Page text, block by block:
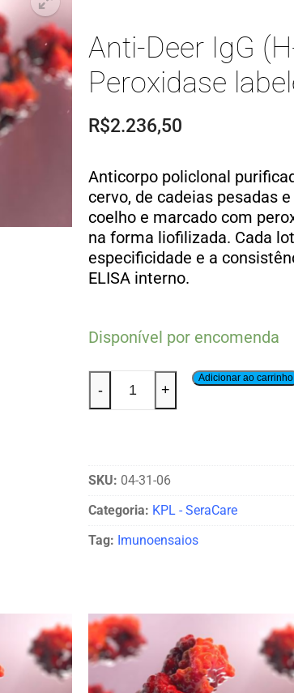
Anti-Deer IgG
Peroxidase
R$2.236,50
Anticorpo policlonal
cervo, de cadeias pesadas
coelho e marcado com
na forma liofilizada. Cada
especificidade e a
ELISA interno.
Disponível por encomenda
- +
Adicionar ao carrinho
SKU: 04-31-06
Categoria: KPL - SeraCare
Tag: Imunoensaios